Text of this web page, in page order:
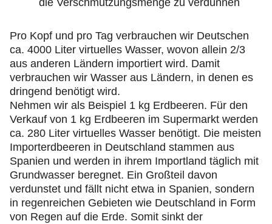
die Verschmutzungsmenge zu verdünnen
Pro Kopf und pro Tag verbrauchen wir Deutschen
ca. 4000 Liter virtuelles Wasser, wovon allein 2/3
aus anderen Ländern importiert wird. Damit
verbrauchen wir Wasser aus Ländern, in denen es
dringend benötigt wird.
Nehmen wir als Beispiel 1 kg Erdbeeren. Für den
Verkauf von 1 kg Erdbeeren im Supermarkt werden
ca. 280 Liter virtuelles Wasser benötigt. Die meisten
Importerdbeeren in Deutschland stammen aus
Spanien und werden in ihrem Importland täglich mit
Grundwasser beregnet. Ein Großteil davon
verdunstet und fällt nicht etwa in Spanien, sondern
in regenreichen Gebieten wie Deutschland in Form
von Regen auf die Erde. Somit sinkt der